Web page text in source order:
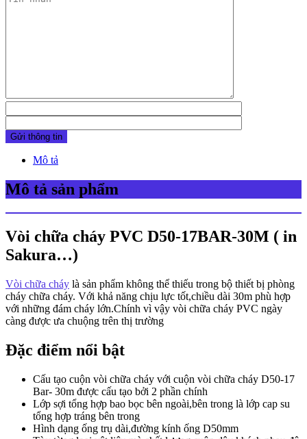
Mô tả
Mô tả sản phẩm
Vòi chữa cháy PVC D50-17BAR-30M ( in
Sakura…)
Vòi chữa cháy là sản phẩm không thể thiếu trong bộ thiết bị phòng
cháy chữa cháy. Với khả năng chịu lực tốt,chiều dài 30m phù hợp
với những đám cháy lớn.Chính vì vậy vòi chữa cháy PVC ngày
càng được ưa chuộng trên thị trường
Đặc điểm nổi bật
Cấu tạo cuộn vòi chữa cháy với cuộn vòi chữa cháy D50-17
Bar- 30m được cấu tạo bởi 2 phần chính
Lớp sợi tổng hợp bao bọc bên ngoài,bên trong là lớp cap su
tổng hợp tráng bên trong
Hình dạng ống trụ dài,đường kính ống D50mm